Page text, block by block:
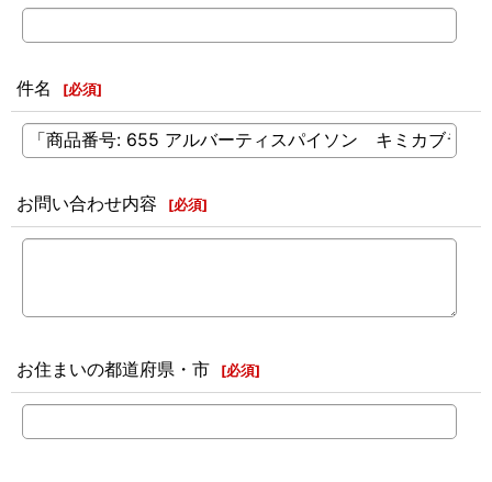
件名 [必須]
お問い合わせ内容 [必須]
お住まいの都道府県・市 [必須]